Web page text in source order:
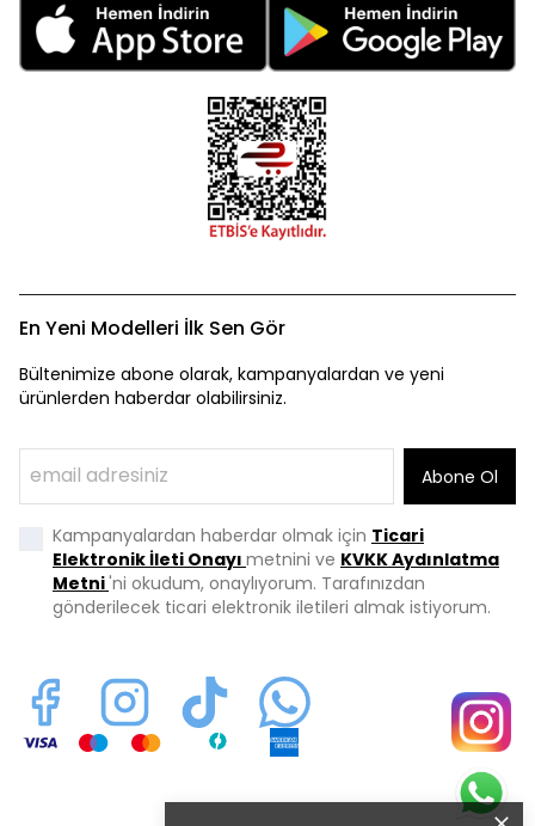
En Yeni Modelleri İlk Sen Gör
Bültenimize abone olarak, kampanyalardan ve yeni
ürünlerden haberdar olabilirsiniz.
Abone Ol
Kampanyalardan haberdar olmak için Ticari
Elektronik İleti Onayı metnini ve KVKK Aydınlatma
Metni'ni okudum, onaylıyorum. Tarafınızdan
gönderilecek ticari elektronik iletileri almak istiyorum.